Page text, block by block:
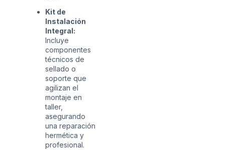
Kit de
Instalación
Integral:
Incluye
componentes
técnicos de
sellado o
soporte que
agilizan el
montaje en
taller,
asegurando
una reparación
hermética y
profesional.